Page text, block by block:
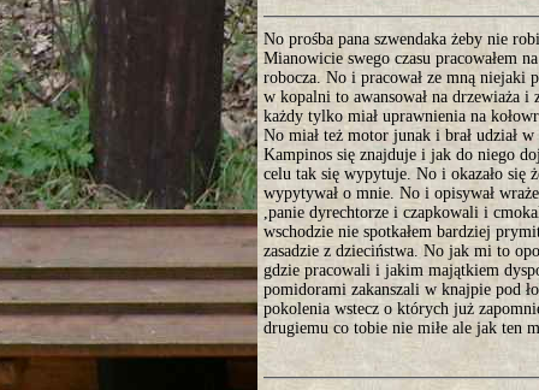
No prośba pana szwendaka żeby nie
Mianowicie swego czasu pracowałem
robocza. No i pracował ze mną niejaki
w kopalni to awansował na drzewiaża i
każdy tylko miał uprawnienia na
No miał też motor junak i brał udział
Kampinos się znajduje i jak do niego
celu tak się wypytuje. No i okazało się
wypytywał o mnie. No i opisywał
,panie dyrechtorze i czapkowali i
wschodzie nie spotkałem bardziej
zasadzie z dzieciństwa. No jak mi to
gdzie pracowali i jakim majątkiem
pomidorami zakanszali w knajpie pod
pokolenia wstecz o których już
drugiemu co tobie nie miłe ale jak ten